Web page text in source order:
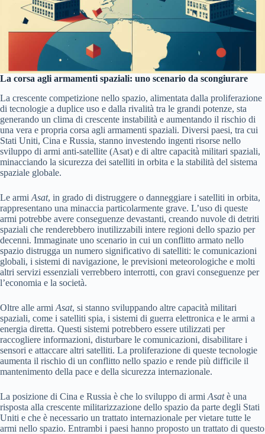
La corsa agli armamenti spaziali: uno scenario da scongiurare
La crescente competizione nello spazio, alimentata dalla proliferazione
di tecnologie a duplice uso e dalla rivalità tra le grandi potenze, sta
generando un clima di crescente instabilità e aumentando il rischio di
una vera e propria corsa agli armamenti spaziali. Diversi paesi, tra cui
Stati Uniti, Cina e Russia, stanno investendo ingenti risorse nello
sviluppo di armi anti-satellite (Asat) e di altre capacità militari spaziali,
minacciando la sicurezza dei satelliti in orbita e la stabilità del sistema
spaziale globale.
Le armi Asat, in grado di distruggere o danneggiare i satelliti in orbita,
rappresentano una minaccia particolarmente grave. L’uso di queste
armi potrebbe avere conseguenze devastanti, creando nuvole di detriti
spaziali che renderebbero inutilizzabili intere regioni dello spazio per
decenni. Immaginate uno scenario in cui un conflitto armato nello
spazio distrugga un numero significativo di satelliti: le comunicazioni
globali, i sistemi di navigazione, le previsioni meteorologiche e molti
altri servizi essenziali verrebbero interrotti, con gravi conseguenze per
l’economia e la società.
Oltre alle armi Asat, si stanno sviluppando altre capacità militari
spaziali, come i satelliti spia, i sistemi di guerra elettronica e le armi a
energia diretta. Questi sistemi potrebbero essere utilizzati per
raccogliere informazioni, disturbare le comunicazioni, disabilitare i
sensori e attaccare altri satelliti. La proliferazione di queste tecnologie
aumenta il rischio di un conflitto nello spazio e rende più difficile il
mantenimento della pace e della sicurezza internazionale.
La posizione di Cina e Russia è che lo sviluppo di armi Asatè una
risposta alla crescente militarizzazione dello spazio da parte degli Stati
Uniti e che è necessario un trattato internazionale per vietare tutte le
armi nello spazio. Entrambi i paesi hanno proposto un trattato di questo